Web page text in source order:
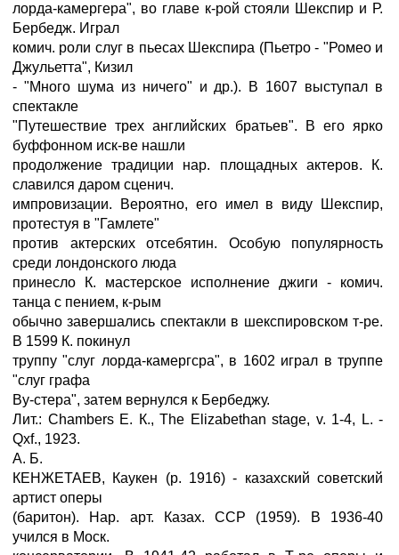
лорда-камергера", во главе к-рой стояли Шекспир и Р.
Бербедж. Играл
комич. роли слуг в пьесах Шекспира (Пьетро - "Ромео и
Джульетта", Кизил
- "Много шума из ничего" и др.). В 1607 выступал в
спектакле
"Путешествие трех английских братьев". В его ярко
буффонном иск-ве нашли
продолжение традиции нар. площадных актеров. К.
славился даром сценич.
импровизации. Вероятно, его имел в виду Шекспир,
протестуя в "Гамлете"
против актерских отсебятин. Особую популярность
среди лондонского люда
принесло К. мастерское исполнение джиги - комич.
танца с пением, к-рым
обычно завершались спектакли в шекспировском т-ре.
В 1599 К. покинул
труппу "слуг лорда-камергсра", в 1602 играл в труппе
"слуг графа
Ву-стера", затем вернулся к Бербеджу.
Лит.: Chambers E. К., The Elizabethan stage, v. 1-4, L. -
Qxf., 1923.
А. Б.
КЕНЖЕТАЕВ, Каукен (р. 1916) - казахский советский
артист оперы
(баритон). Нар. арт. Казах. ССР (1959). В 1936-40
учился в Моск.